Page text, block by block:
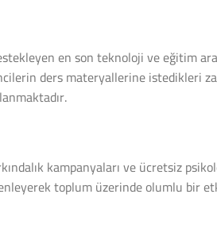
en son teknoloji ve eğitim
ders materyallerine istedikleri
kampanyaları ve ücretsiz
toplum üzerinde olumlu bir